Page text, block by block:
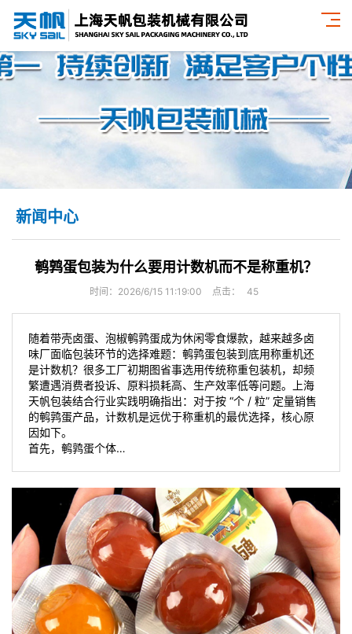
新闻中心
鹌鹑蛋包装为什么要用计数机而不是称重机？
时间：2026/6/15 11:19:00 点击： 45
随着带壳卤蛋、泡椒鹌鹑蛋成为休闲零食爆款，越来越多卤
味厂面临包装环节的选择难题：鹌鹑蛋包装到底用称重机还
是计数机？很多工厂初期图省事选用传统称重包装机，却频
繁遭遇消费者投诉、原料损耗高、生产效率低等问题。上海
天帆包装结合行业实践明确指出：对于按 “个 / 粒” 定量销售
的鹌鹑蛋产品，计数机是远优于称重机的最优选择，核心原
因如下。
首先，鹌鹑蛋个体…